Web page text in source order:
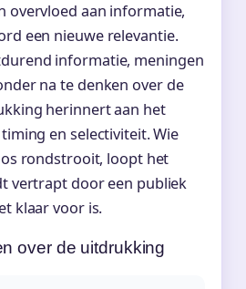
overvloed aan informatie,
een nieuwe relevantie.
informatie, meningen
na te denken over de
herinnert aan het
en selectiviteit. Wie
rondstrooit, loopt het
vertrapt door een publiek
klaar voor is.
over de uitdrukking